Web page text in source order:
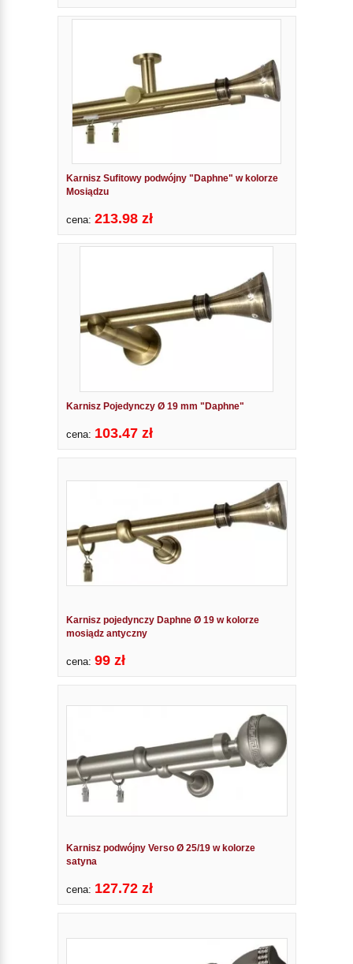
Karnisz Sufitowy podwójny "Daphne" w kolorze
Mosiądzu
cena: 213.98 zł
Karnisz Pojedynczy Ø 19 mm "Daphne"
cena: 103.47 zł
Karnisz pojedynczy Daphne Ø 19 w kolorze
mosiądz antyczny
cena: 99 zł
Karnisz podwójny Verso Ø 25/19 w kolorze
satyna
cena: 127.72 zł